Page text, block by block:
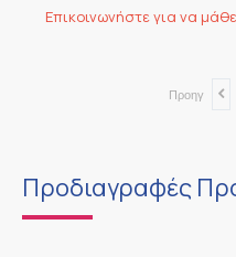
Προηγ
Προδιαγραφές